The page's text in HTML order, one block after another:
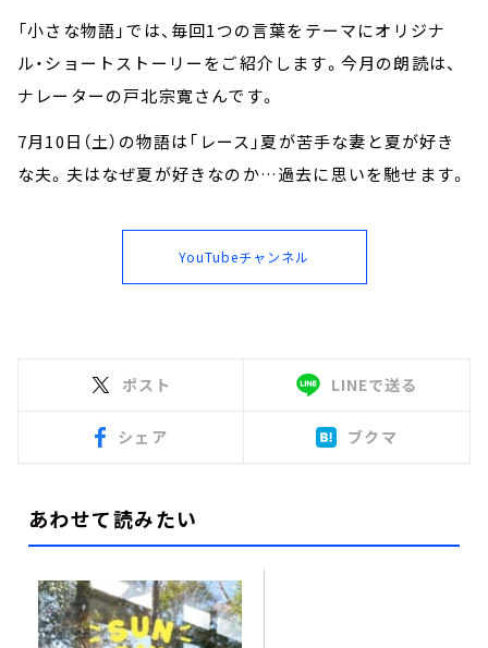
「小さな物語」では、毎回1つの言葉をテーマにオリジナ
ル・ショートストーリーをご紹介します。今月の朗読は、
ナレーターの戸北宗寛さんです。
7月10日（土）の物語は「レース」夏が苦手な妻と夏が好き
な夫。夫はなぜ夏が好きなのか…過去に思いを馳せます。
YouTubeチャンネル
ポスト LINEで送る
シェア ブクマ
あわせて読みたい